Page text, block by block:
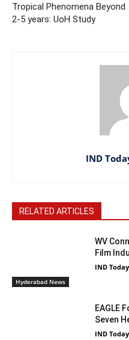
Tropical Phenomena Beyond
2-5 years: UoH Study
IND
RELATED ARTICLES
Hyderabad News
WV
Film
IND
EAGLE
Seven
IND